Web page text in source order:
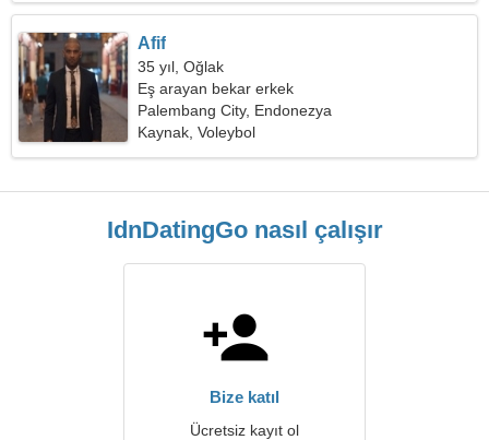
Afif
35 yıl, Oğlak
Eş arayan bekar erkek
Palembang City, Endonezya
Kaynak, Voleybol
IdnDatingGo nasıl çalışır
Bize katıl
Ücretsiz kayıt ol